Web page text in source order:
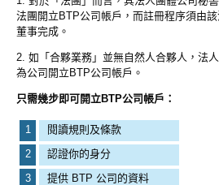
法團開立BTP公司帳戶，而註冊程序須由
董事完成。
2. 如「合夥業務」並無自然人合夥人，法
為公司開立BTP公司帳戶。
只需幾步即可開立BTP公司帳戶：
1
閱讀規則及條款
2
認證你的身分
3
提供 BTP 公司的資料